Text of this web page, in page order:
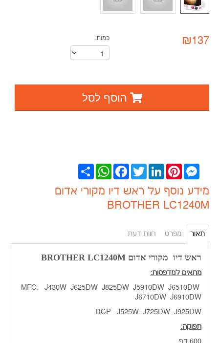
₪137 כמות:
הוסף לסל
שתף
WhatsAppFacebook TwitterLinkedInPinterest
Messenger
מידע נוסף על ראש דיו מקורי אדום
BROTHER LC1240M
תאור מפרט חוות דעת
ראש דיו מקורי אדום BROTHER LC1240M
מתאים למדפסות:
MFC: J430W J625DW J825DW J5910DW J6510DW
J6710DW J6910DW
DCP J525W J725DW J925DW
תפוקה:
600 דף.